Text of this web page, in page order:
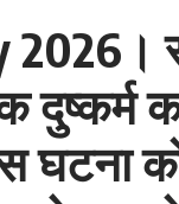
दुष्कर्म